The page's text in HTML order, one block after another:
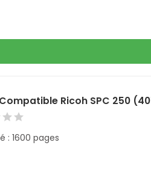
Ricoh SPC 250
: 1600 pages